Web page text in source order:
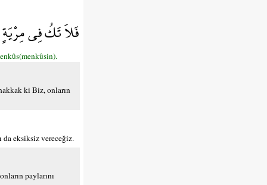
فَلاَ تَكُ فِي
ki Biz, onların
da eksiksiz vereceğiz.
paylarını